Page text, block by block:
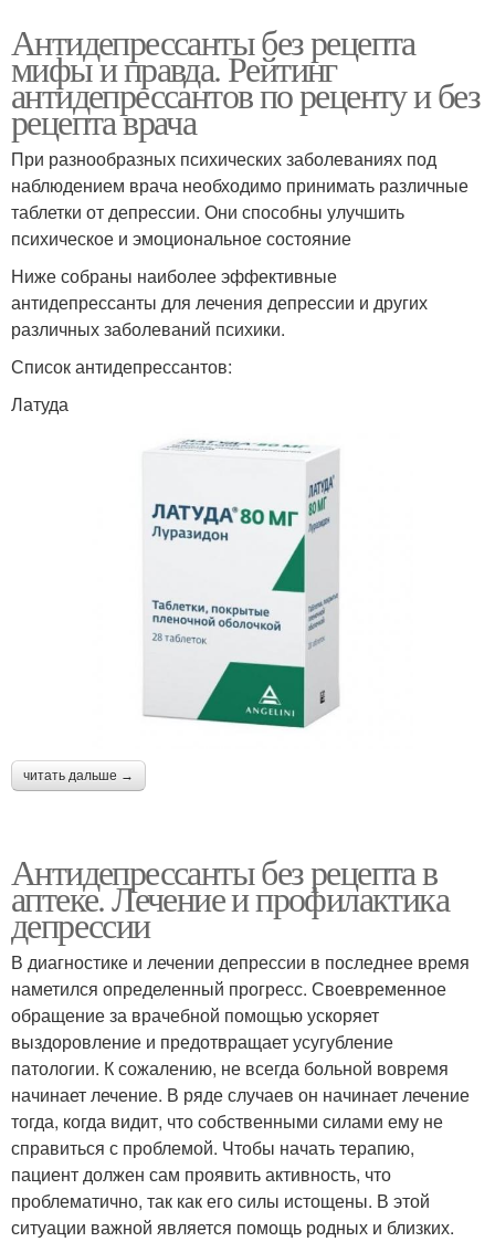
Антидепрессанты без рецепта
мифы и правда. Рейтинг
антидепрессантов по реценту и без
рецепта врача
При разнообразных психических заболеваниях под
наблюдением врача необходимо принимать различные
таблетки от депрессии. Они способны улучшить
психическое и эмоциональное состояние
Ниже собраны наиболее эффективные
антидепрессанты для лечения депрессии и других
различных заболеваний психики.
Список антидепрессантов:
Латуда
читать дальше →
Антидепрессанты без рецепта в
аптеке. Лечение и профилактика
депрессии
В диагностике и лечении депрессии в последнее время
наметился определенный прогресс. Своевременное
обращение за врачебной помощью ускоряет
выздоровление и предотвращает усугубление
патологии. К сожалению, не всегда больной вовремя
начинает лечение. В ряде случаев он начинает лечение
тогда, когда видит, что собственными силами ему не
справиться с проблемой. Чтобы начать терапию,
пациент должен сам проявить активность, что
проблематично, так как его силы истощены. В этой
ситуации важной является помощь родных и близких.